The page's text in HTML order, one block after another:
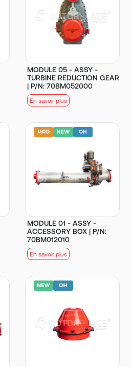
MODULE 05 - ASSY -
TURBINE REDUCTION GEAR
| P/N: 70BM052000
En savoir plus
MODULE 01 - ASSY -
ACCESSORY BOX | P/N:
70BM012010
En savoir plus